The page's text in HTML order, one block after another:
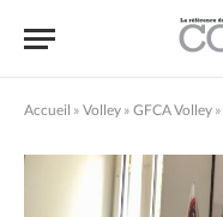
Accueil » Volley » GFCA Volley »